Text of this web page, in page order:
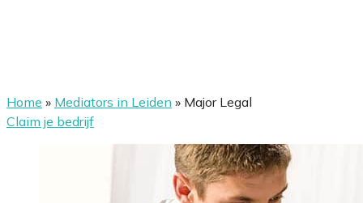
Home » Mediators in Leiden » Major Legal
Claim je bedrijf